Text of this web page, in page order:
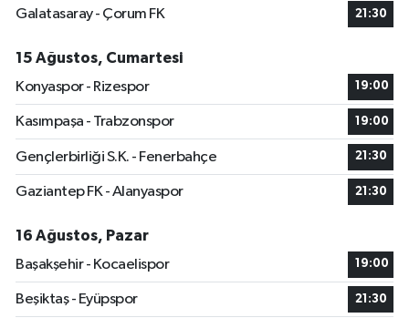
Galatasaray - Çorum FK
21:30
15 Ağustos, Cumartesi
Konyaspor - Rizespor
19:00
Kasımpaşa - Trabzonspor 19:00
Gençlerbirliği S.K. - Fenerbahçe 21:30
Gaziantep FK - Alanyaspor 21:30
16 Ağustos, Pazar
Başakşehir - Kocaelispor
19:00
Beşiktaş - Eyüpspor 21:30